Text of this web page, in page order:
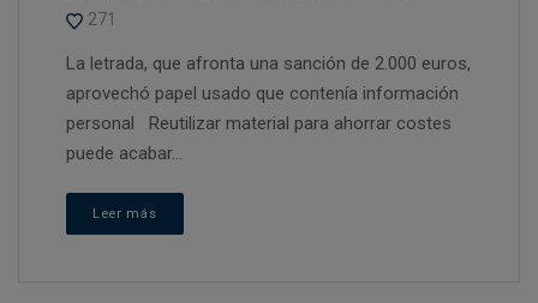
271
La letrada, que afronta una sanción de 2.000 euros,
aprovechó papel usado que contenía información
personal Reutilizar material para ahorrar costes
puede acabar...
Leer más